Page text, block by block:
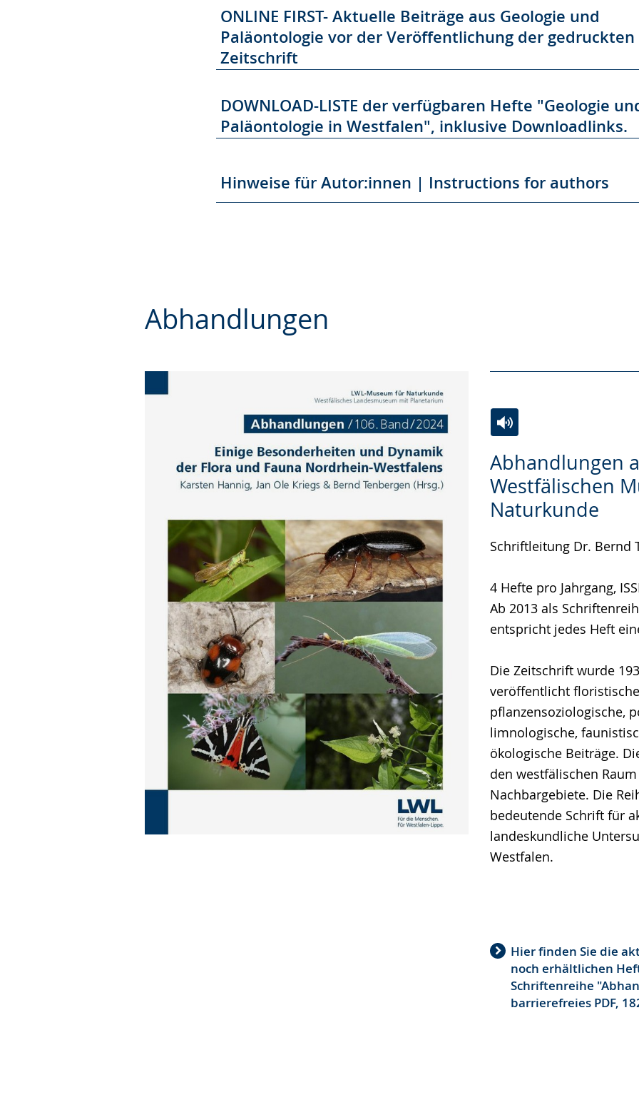
ONLINE FIRST- Aktuelle Beiträge aus Geologie und
Paläontologie vor der Veröffentlichung der gedruckten
Zeitschrift
DOWNLOAD-LISTE der verfügbaren Hefte "Geologie
Paläontologie in Westfalen", inklusive Downloadlinks.
Hinweise für Autor:innen | Instructions for authors
Abhandlungen
Abhandlungen
Westfälischen
Naturkunde
Leichten
Sprache
wechseln.
Audio-
Unterstützung.
Video
in
Deutscher
wird
Schriftleitung Dr. Bernd
4 Hefte pro Jahrgang,
Ab 2013 als
entspricht jedes Heft
Die Zeitschrift wurde
veröffentlicht
pflanzensoziologische,
limnologische,
ökologische Beiträge.
den westfälischen
Nachbargebiete. Die
bedeutende Schrift für
landeskundliche
Westfalen.
Hier finden Sie die
noch erhältlichen
Schriftenreihe
barrierefreies PDF,